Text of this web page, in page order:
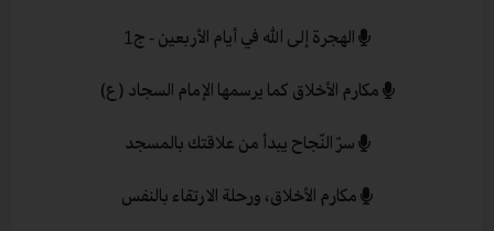
الهجرة إلى الله في أيام الأربعين - ج1
مكارم الأخلاق كما يرسمها الإمام السجاد (ع)
سرّ النّجاح يبدأ من علاقتك بالمسجد
مكارم الأخلاق، ورحلة الارتقاء بالنفس